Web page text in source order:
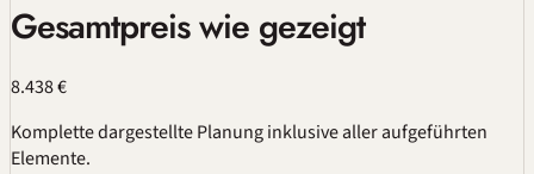
Gesamtpreis wie gezeigt
8.438 €
Komplette dargestellte Planung inklusive aller aufgeführten
Elemente.